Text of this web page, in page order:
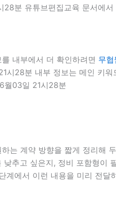
분 유튜브편집교육 문서에
내부에서 더 확인하려면 무
28분 내부 정보는 메인 키
월03일 21시28분
는 계약 방향을 짧게 정리해
추고 싶은지, 정비 포함형
에서 이런 내용을 미리 전